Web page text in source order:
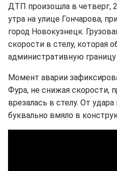
ДТП произошла в четверг,
утра на улице Гончарова,
город Новокузнецк.
скорости в стелу, которая
административную
Момент аварии
Фура, не снижая скорости,
врезалась в стелу. От
буквально вмяло в